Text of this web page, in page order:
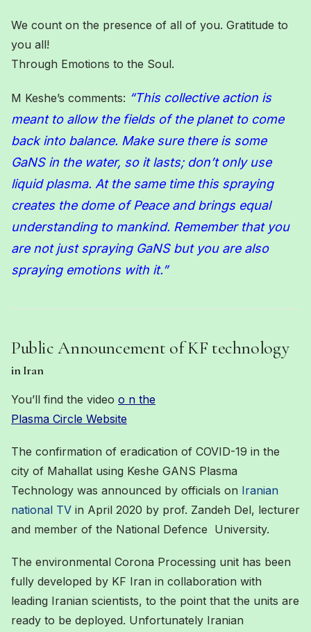
We count on the presence of all of you. Gratitude to
you all!
Through Emotions to the Soul.
M Keshe’s comments: “This collective action is
meant to allow the fields of the planet to come
back into balance. Make sure there is some
GaNS in the water, so it lasts; don’t only use
liquid plasma. At the same time this spraying
creates the dome of Peace and brings equal
understanding to mankind. Remember that you
are not just spraying GaNS but you are also
spraying emotions with it.”
Public Announcement of KF technology
in Iran
You’ll find the video o n the
Plasma Circle Website
The confirmation of eradication of COVID-19 in the
city of Mahallat using Keshe GANS Plasma
Technology was announced by officials on Iranian
national TV in April 2020 by prof. Zandeh Del, lecturer
and member of the National Defence University.
The environmental Corona Processing unit has been
fully developed by KF Iran in collaboration with
leading Iranian scientists, to the point that the units are
ready to be deployed. Unfortunately Iranian